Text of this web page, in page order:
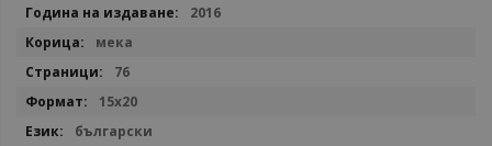
2016
мека
76
15х20
български